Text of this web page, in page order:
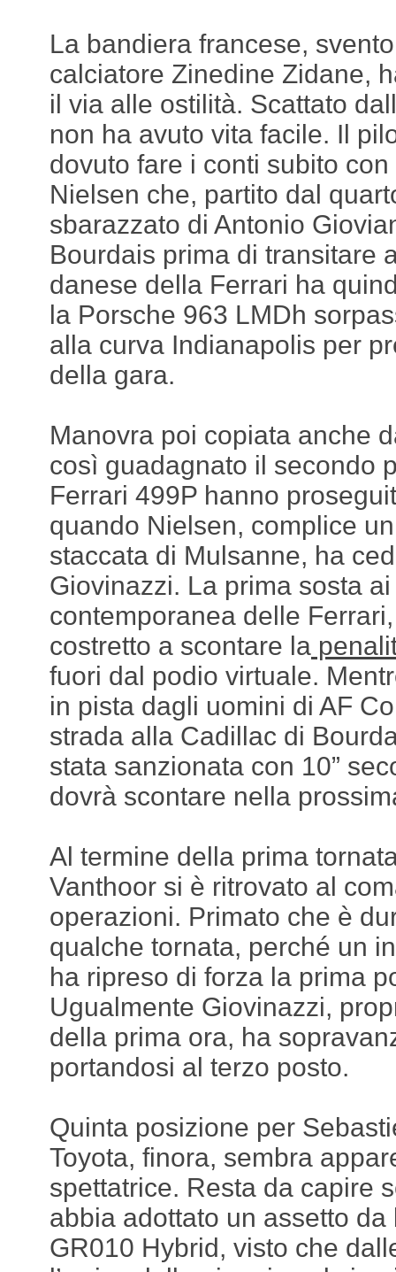
La bandiera francese,
calciatore Zinedine Zidane,
il via alle ostilità. Scattato
non ha avuto vita facile. Il
dovuto fare i conti subito
Nielsen che, partito dal
sbarazzato di Antonio
Bourdais prima di transitare
danese della Ferrari ha
la Porsche 963 LMDh
alla curva Indianapolis per
della gara.
Manovra poi copiata anche
così guadagnato il secondo
Ferrari 499P hanno
quando Nielsen, complice
staccata di Mulsanne, ha
Giovinazzi. La prima sosta
contemporanea delle
costretto a scontare la
fuori dal podio virtuale.
in pista dagli uomini di AF
strada alla Cadillac di
stata sanzionata con 10”
dovrà scontare nella
Al termine della prima
Vanthoor si è ritrovato al
operazioni. Primato che è
qualche tornata, perché un
ha ripreso di forza la prima
Ugualmente Giovinazzi,
della prima ora, ha
portandosi al terzo posto.
Quinta posizione per
Toyota, finora, sembra
spettatrice. Resta da capire
abbia adottato un assetto
GR010 Hybrid, visto che